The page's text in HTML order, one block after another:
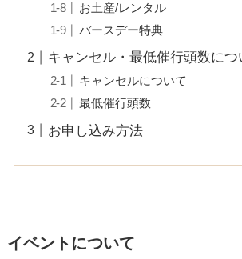
お土産/レンタル
バースデー特典
キャンセル・最低催行頭数につ
キャンセルについて
最低催行頭数
お申し込み方法
イベントについて